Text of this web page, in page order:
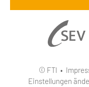
© FTI •
Einstellungen